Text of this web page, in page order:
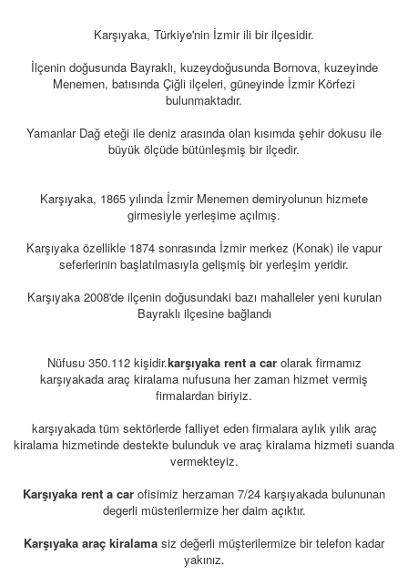
HAKKIMIZDA
S.S.S.
İLETİŞİM
ÜYE GİRİŞİ / KAYIT
Karşıyaka, Türkiye'nin İzmir ili bir ilçesidir.
İlçenin doğusunda Bayraklı, kuzeydoğusunda Bornova, kuzeyinde
Menemen, batısında Çiğli ilçeleri, güneyinde İzmir Körfezi
bulunmaktadır.
Yamanlar Dağ eteği ile deniz arasında olan kısımda şehir dokusu ile
büyük ölçüde bütünleşmiş bir ilçedir.
Karşıyaka, 1865 yılında İzmir Menemen demiryolunun hizmete
girmesiyle yerleşime açılmış.
Karşıyaka özellikle 1874 sonrasında İzmir merkez (Konak) ile vapur
seferlerinin başlatılmasıyla gelişmiş bir yerleşim yeridir.
Karşıyaka 2008'de ilçenin doğusundaki bazı mahalleler yeni kurulan
Bayraklı ilçesine bağlandı
Nüfusu 350.112 kişidir.karşıyaka rent a carolarak firmamız
karşıyakada araç kiralama nufusuna her zaman hizmet vermiş
firmalardan biriyiz.
karşıyakada tüm sektörlerde falliyet eden firmalara aylık yılık araç
kiralama hizmetinde destekte bulunduk ve araç kiralama hizmeti suanda
vermekteyiz.
Karşıyaka rent a car ofisimiz herzaman 7/24 karşıyakada bulununan
degerli müsterilermize her daim açıktır.
Karşıyaka araç kiralama siz değerli müşterilermize bir telefon kadar
yakınız.